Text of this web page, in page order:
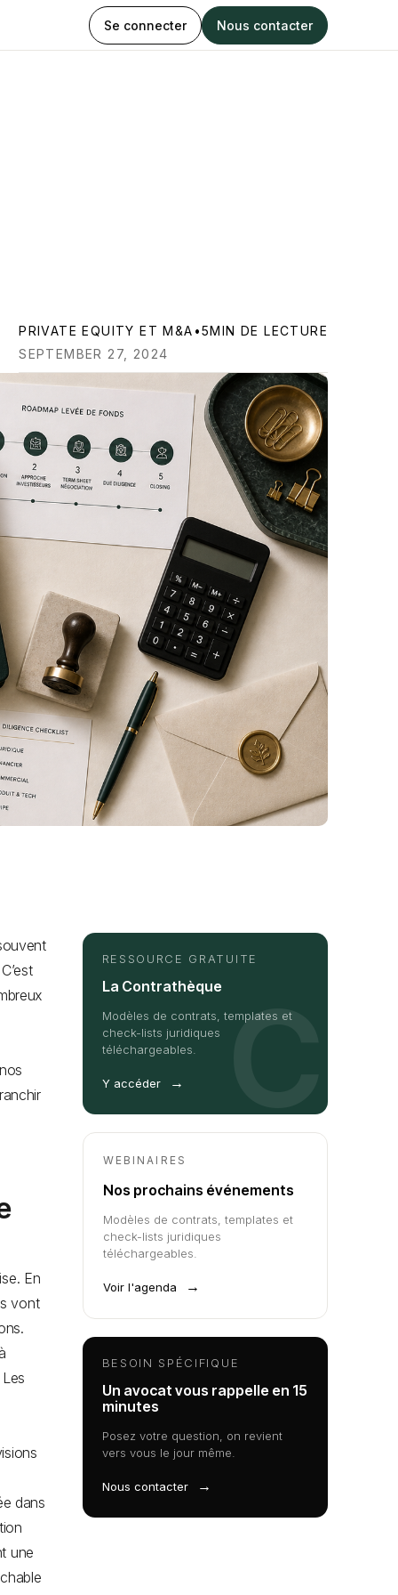
Se connecter Nous contacter
PRIVATE EQUITY ET M&A •5MIN DE LECTURE
SEPTEMBER 27, 2024
En
vont
dans
une
RESSOURCE GRATUITE
La Contrathèque
Modèles de contrats, templates et
check-lists juridiques
téléchargeables.
Y accéder → C
WEBINAIRES
Nos prochains événements
Modèles de contrats, templates et
check-lists juridiques
téléchargeables.
Voir l'agenda →
BESOIN SPÉCIFIQUE
Un avocat vous rappelle en 15
minutes
Posez votre question, on revient
vers vous le jour même.
Nous contacter →